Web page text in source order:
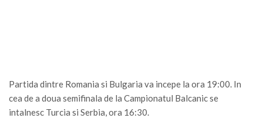
Partida dintre Romania si Bulgaria va incepe la ora 19:00. In
cea de a doua semifinala de la Campionatul Balcanic se
intalnesc Turcia si Serbia, ora 16:30.